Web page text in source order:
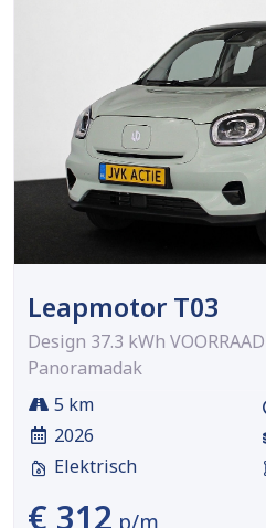
Leapmotor T03
Design 37.3 kWh
Panoramadak
5 km
2026
Elektrisch
€ 312 p/m